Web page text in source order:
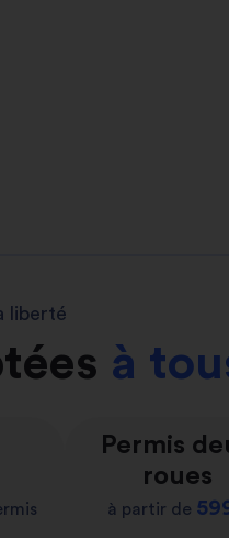
liberté
à
Permis
roues
à partir de